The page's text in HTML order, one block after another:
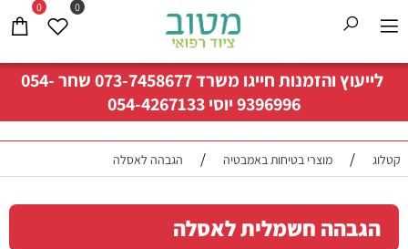
לייעוץ והזמנות חייגו משרד073-7458677שחר054-
9396996יוסי054-4267133
0 0
קטלוג / מוצרי בטיחות באמבטיה / הגבהה לאסלה
‏‏הגבהה חשמלית לאסלה